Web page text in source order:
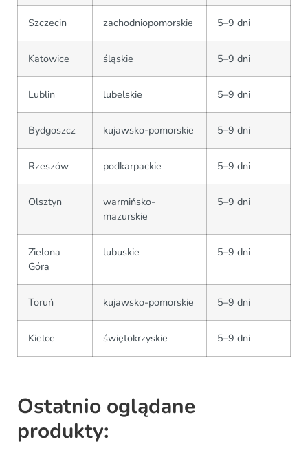
Szczecin zachodniopomorskie 5–9 dni
Katowice śląskie 5–9 dni
Lublin lubelskie 5–9 dni
Bydgoszcz kujawsko-pomorskie 5–9 dni
Rzeszów podkarpackie 5–9 dni
Olsztyn
warmińsko-
mazurskie
5–9 dni
Zielona
Góra
lubuskie 5–9 dni
Toruń kujawsko-pomorskie 5–9 dni
Kielce świętokrzyskie 5–9 dni
Ostatnio oglądane
produkty: